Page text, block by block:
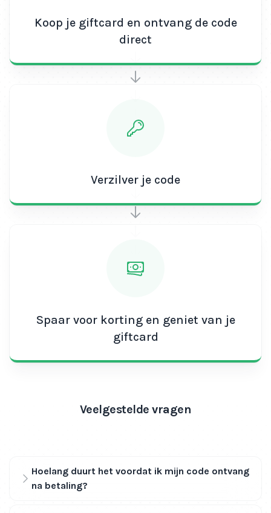
Koop je giftcard en ontvang de code
direct
Verzilver je code
Spaar voor korting en geniet van je
giftcard
Veelgestelde vragen
Hoelang duurt het voordat ik mijn code ontvang
na betaling?